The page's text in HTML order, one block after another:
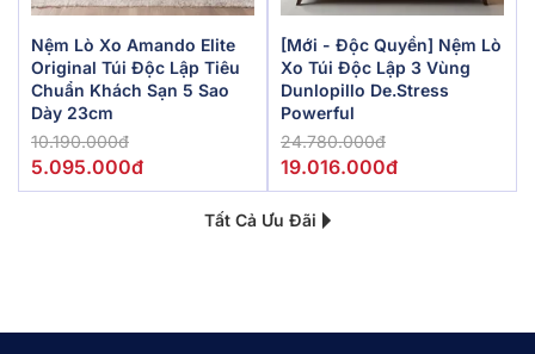
Nệm Lò Xo Amando Elite
Original Túi Độc Lập Tiêu
Chuẩn Khách Sạn 5 Sao
Dày 23cm
10.190.000đ
5.095.000đ
[Mới - Độc Quyền] Nệm Lò
Xo Túi Độc Lập 3 Vùng
Dunlopillo De.Stress
Powerful
24.780.000đ
19.016.000đ
Tất Cả Ưu Đãi